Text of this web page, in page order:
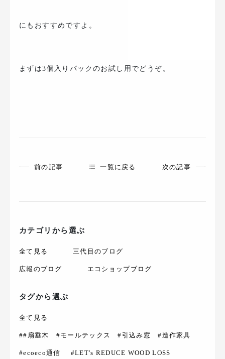
にもおすすめですよ。
まずは3個入りパックのお試し用でどうぞ。
前の記事 一覧に戻る 次の記事
カテゴリから選ぶ
全て見る 三代目のブログ
広報のブログ エコショップブログ
タグから選ぶ
全て見る
##扇垂木 #モールテックス #引込み窓 #造作家具
#ecoeco通信 #LET's REDUCE WOOD LOSS